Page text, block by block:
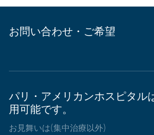
お問い合わせ・ご希望
パリ・アメリカンホスピタル
用可能です。
お見舞いは(集中治療以外)